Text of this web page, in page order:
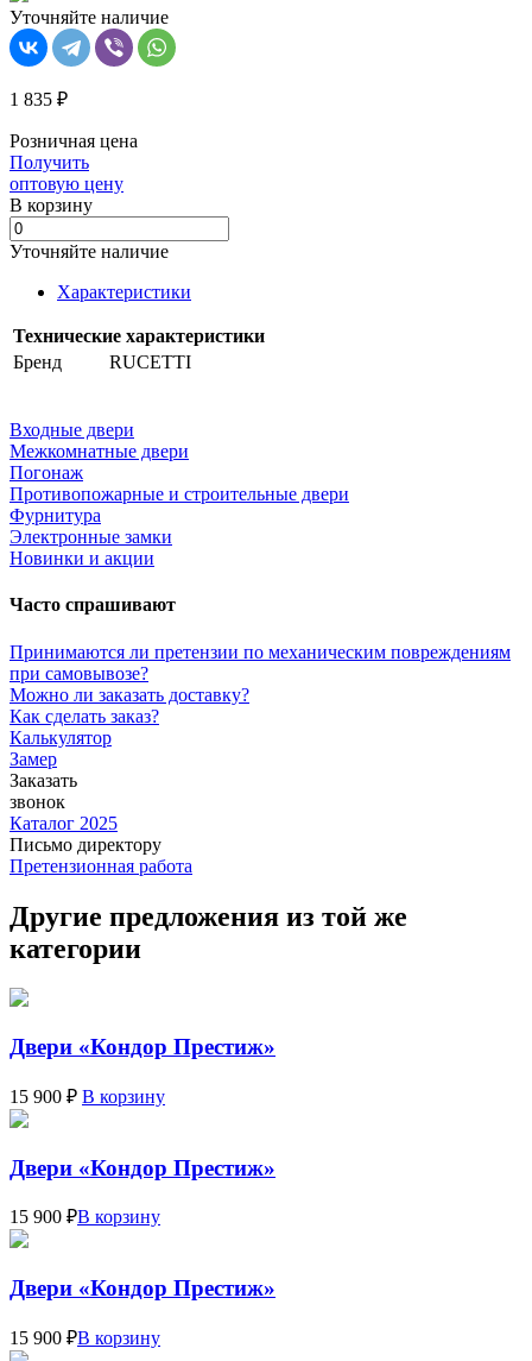
Уточняйте наличие
1 835 ₽
Розничная цена
Получить
оптовую цену
В корзинy
Уточняйте наличие
Характеристики
Технические характеристики
Бренд
RUCETTI
Входные двери
Межкомнатные двери
Погонаж
Противопожарные и строительные двери
Фурнитура
Электронные замки
Новинки и акции
Часто спрашивают
Принимаются ли претензии по механическим повреждениям
при самовывозе?
Можно ли заказать доставку?
Как сделать заказ?
Калькулятор
Замер
Заказать
звонок
Каталог 2025
Письмо директору
Претензионная работа
Другие предложения из той же
категории
Двери «Кондор Престиж»
15 900 ₽ В корзину
Двери «Кондор Престиж»
15 900 ₽В корзину
Двери «Кондор Престиж»
15 900 ₽В корзину